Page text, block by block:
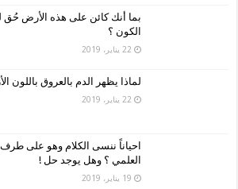
بما أنك كائن على هذه الأرض
الكون ؟
22 يناير، 2019
لماذا يظهر الدم بالعروق باللون
22 يناير، 2019
احياناً ننسى الكلام وهو على
العلمي ؟ وهل يوجد حل !
19 يناير، 2019